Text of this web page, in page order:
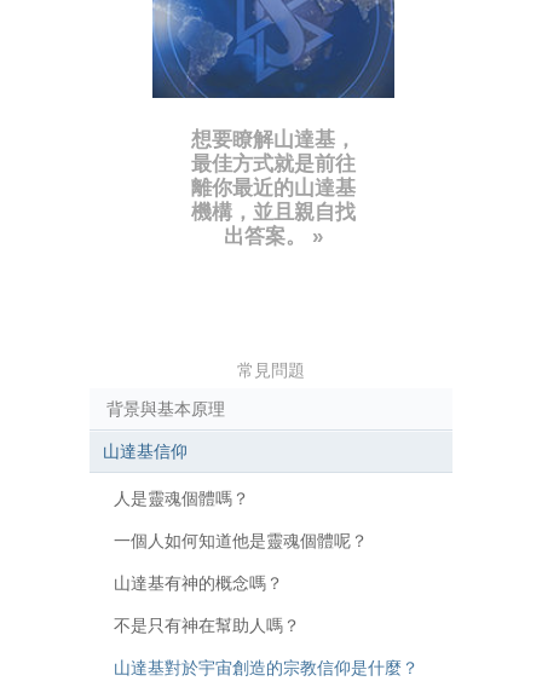
想要瞭解山達基，
最佳方式就是前往
離你最近的山達基
機構，並且親自找
出答案。 »
常見問題
背景與基本原理
山達基信仰
人是靈魂個體嗎？
一個人如何知道他是靈魂個體呢？
山達基有神的概念嗎？
不是只有神在幫助人嗎？
山達基對於宇宙創造的宗教信仰是什麼？